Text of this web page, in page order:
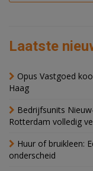
Laatste
Opus Vastgoed
Haag
Bedrijfsunits
Rotterdam volledig
Huur of bruikleen:
onderscheid